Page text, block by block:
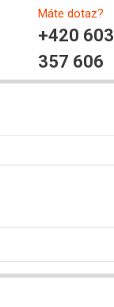
Máte dotaz?
+420 603
357 606